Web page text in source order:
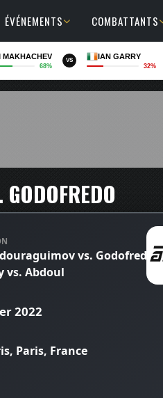
ÉVÉNEMENTS COMBATTANTS
MAKHACHEV
68%
VS IAN GARRY
32%
vs. Godofredo,
vs. Abdoul
2022
Paris, France